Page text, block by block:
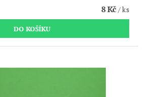
8 Kč/ ks